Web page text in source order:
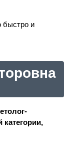
быстро и